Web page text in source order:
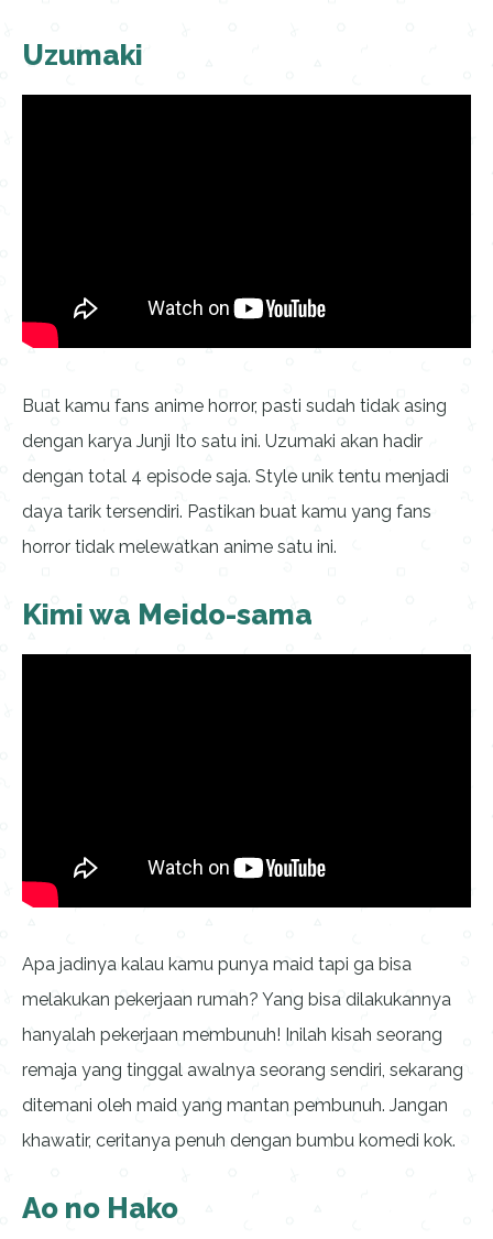
Uzumaki
Buat kamu fans anime horror, pasti sudah tidak asing
dengan karya Junji Ito satu ini. Uzumaki akan hadir
dengan total 4 episode saja. Style unik tentu menjadi
daya tarik tersendiri. Pastikan buat kamu yang fans
horror tidak melewatkan anime satu ini.
Kimi wa Meido-sama
Apa jadinya kalau kamu punya maid tapi ga bisa
melakukan pekerjaan rumah? Yang bisa dilakukannya
hanyalah pekerjaan membunuh! Inilah kisah seorang
remaja yang tinggal awalnya seorang sendiri, sekarang
ditemani oleh maid yang mantan pembunuh. Jangan
khawatir, ceritanya penuh dengan bumbu komedi kok.
Ao no Hako